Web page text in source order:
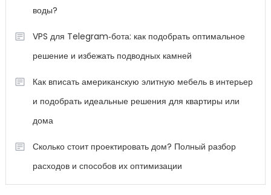
воды?
VPS для Telegram‑бота: как подобрать оптимальное
решение и избежать подводных камней
Как вписать американскую элитную мебель в интерьер
и подобрать идеальные решения для квартиры или
дома
Сколько стоит проектировать дом? Полный разбор
расходов и способов их оптимизации